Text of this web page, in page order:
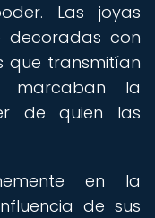
Las joyas
decoradas con
que transmitían
marcaban la
de quien las
en la
de sus